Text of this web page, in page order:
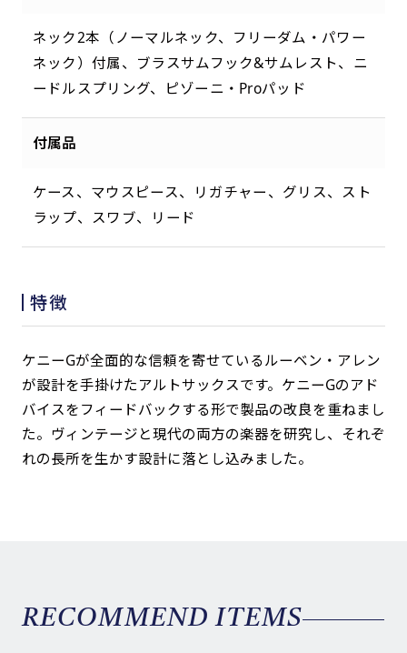
ネック2本（ノーマルネック、フリーダム・パワー
ネック）付属、ブラスサムフック&サムレスト、ニ
ードルスプリング、ピゾーニ・Proパッド
付属品
ケース、マウスピース、リガチャー、グリス、スト
ラップ、スワブ、リード
特徴
ケニーGが全面的な信頼を寄せているルーベン・アレン
が設計を手掛けたアルトサックスです。ケニーGのアド
バイスをフィードバックする形で製品の改良を重ねまし
た。ヴィンテージと現代の両方の楽器を研究し、それぞ
れの長所を生かす設計に落とし込みました。
RECOMMEND ITEMS